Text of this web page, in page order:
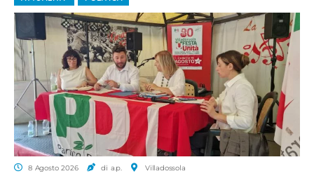
8 Agosto 2026 di a.p. Villadossola